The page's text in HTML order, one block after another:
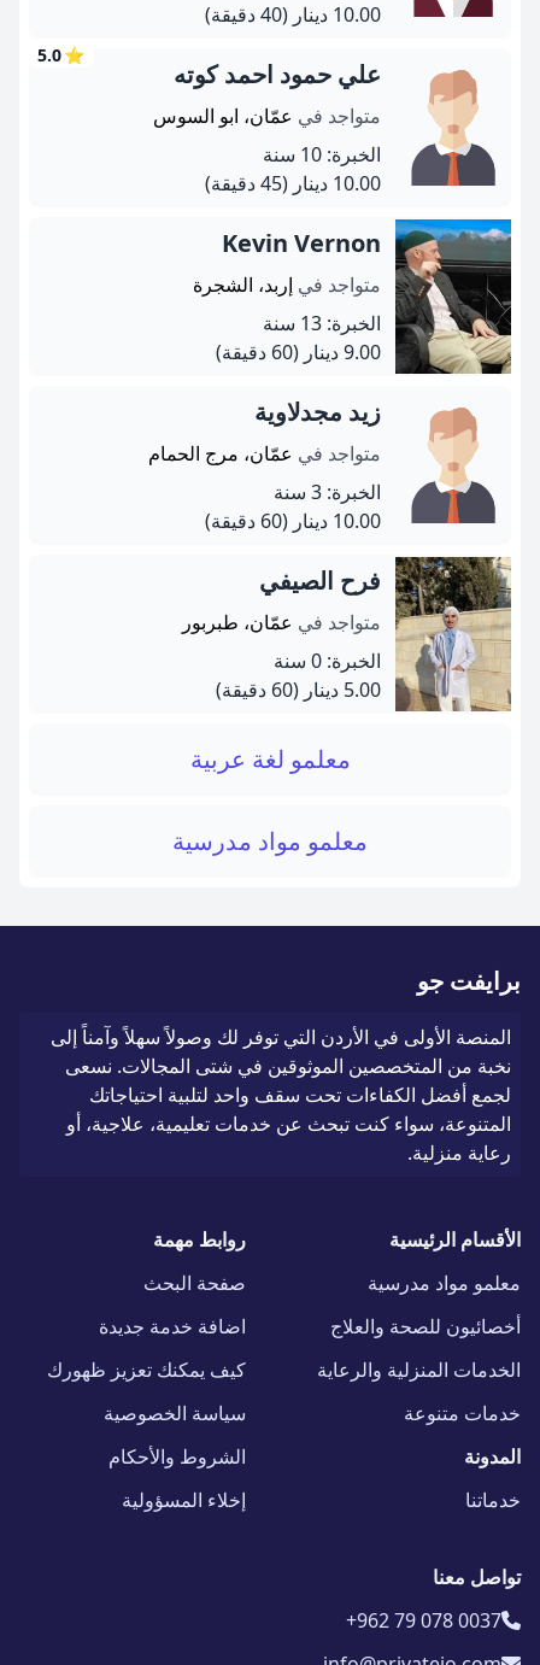
10.00 دينار
(40 دقيقة)
⭐
5.0
علي حمود احمد كوته
متواجد في عمّان، ابو السوس
الخبرة: 10 سنة
10.00 دينار
(45 دقيقة)
Kevin Vernon
متواجد في إربد، الشجرة
الخبرة: 13 سنة
9.00 دينار
(60 دقيقة)
زيد مجدلاوية
متواجد في عمّان، مرج الحمام
الخبرة: 3 سنة
10.00 دينار
(60 دقيقة)
فرح الصيفي
متواجد في عمّان، طبربور
الخبرة: 0 سنة
5.00 دينار
(60 دقيقة)
معلمو لغة عربية
معلمو مواد مدرسية
برايفت جو
المنصة الأولى في الأردن التي توفر لك وصولاً سهلاً وآمناً إلى
نخبة من المتخصصين الموثوقين في شتى المجالات. نسعى
لجمع أفضل الكفاءات تحت سقف واحد لتلبية احتياجاتك
المتنوعة، سواء كنت تبحث عن خدمات تعليمية، علاجية، أو
رعاية منزلية.
الأقسام الرئيسية
معلمو مواد مدرسية
أخصائيون للصحة والعلاج
الخدمات المنزلية والرعاية
خدمات متنوعة
المدونة
خدماتنا
روابط مهمة
صفحة البحث
اضافة خدمة جديدة
كيف يمكنك تعزيز ظهورك
سياسة الخصوصية
الشروط والأحكام
إخلاء المسؤولية
تواصل معنا
+962 79 078 0037